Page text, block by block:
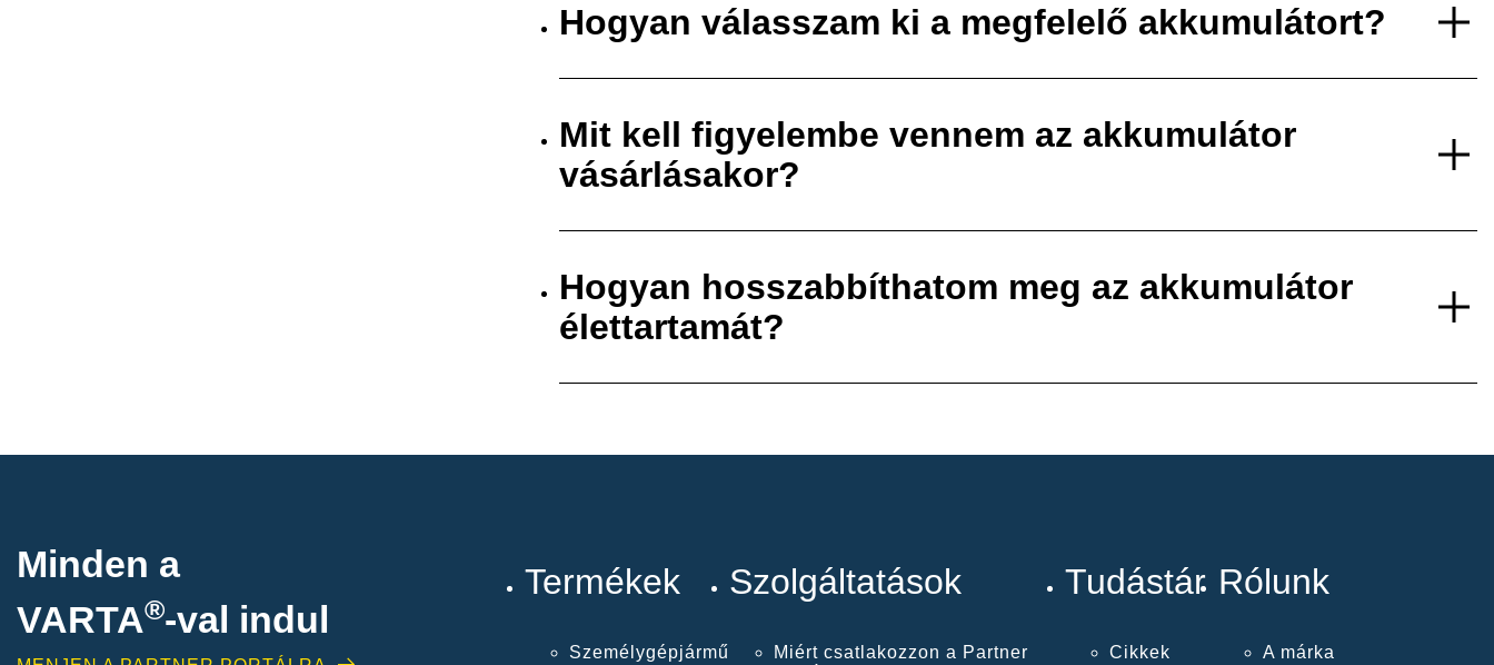
Hogyan válasszam ki a megfelelő akkumulátort?
Mit kell figyelembe vennem az akkumulátor
vásárlásakor?
Hogyan hosszabbíthatom meg az akkumulátor
élettartamát?
Minden a
VARTA®-val indul
Termékek
Személygépjármű
Szolgáltatások
Miért csatlakozzon a Partner
Tudástár
Cikkek
Rólunk
A márka